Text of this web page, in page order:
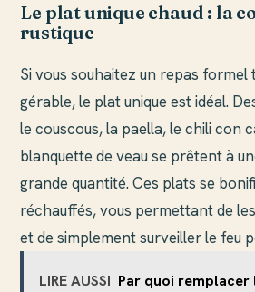
Le plat unique chaud : la
rustique
Si vous souhaitez un repas
gérable, le plat unique est idéal.
le couscous, la paella, le chili con
blanquette de veau se prêtent à
grande quantité. Ces plats se
réchauffés, vous permettant de
et de simplement surveiller le feu
LIRE AUSSI Par quoi remplacer